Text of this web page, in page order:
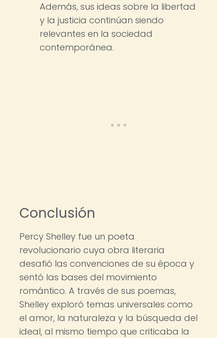
Además, sus ideas sobre la libertad
y la justicia continúan siendo
relevantes en la sociedad
contemporánea.
Conclusión
Percy Shelley fue un poeta
revolucionario cuya obra literaria
desafió las convenciones de su época y
sentó las bases del movimiento
romántico. A través de sus poemas,
Shelley exploró temas universales como
el amor, la naturaleza y la búsqueda del
ideal, al mismo tiempo que criticaba la